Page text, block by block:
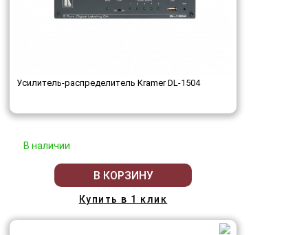
Усилитель-распределитель Kramer DL-1504
В наличии
В КОРЗИНУ
Купить в 1 клик